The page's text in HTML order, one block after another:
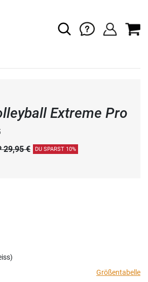
Extreme Pro
29,95 € DU SPARST 10%
Größentabelle